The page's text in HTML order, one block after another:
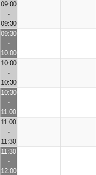
09:00
-
09:30
09:30
-
10:00
10:00
-
10:30
10:30
-
11:00
11:00
-
11:30
11:30
-
12:00